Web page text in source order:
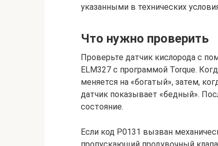
указанными в технических
Что нужно проверить
Проверьте датчик кислорода с
ELM327 с программой Torque.
меняется на «богатый», затем,
датчик показывает «бедный».
состояние.
Если код P0131 вызван
пропускающий продувочный